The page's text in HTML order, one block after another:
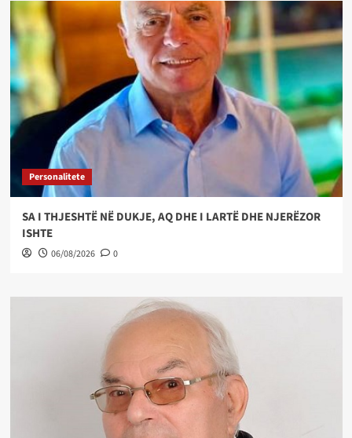
Personalitete
SA I THJESHTË NË DUKJE, AQ DHE I LARTË DHE NJERËZOR
ISHTE
06/08/2026 0